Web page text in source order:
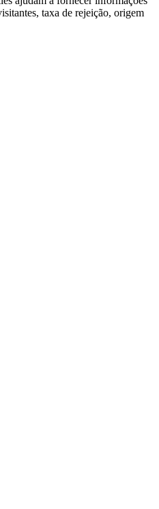
taxa de rejeição, origem